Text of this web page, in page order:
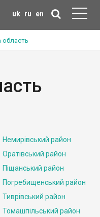
uk ru en
область
Немирівський район
Оратівський район
Піщанський район
Погребищенський район
Тиврівський район
Томашпільський район